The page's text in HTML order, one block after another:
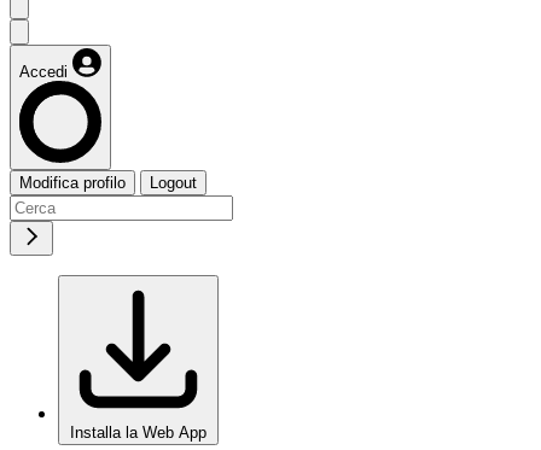
Accedi
Modifica profilo Logout
Installa la Web App